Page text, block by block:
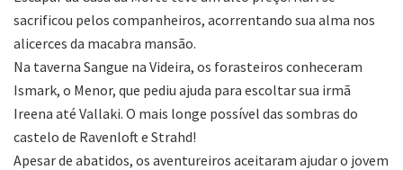
sacrificou pelos companheiros, acorrentando sua alma nos
alicerces da macabra mansão.
Na taverna Sangue na Videira, os forasteiros conheceram
Ismark, o Menor, que pediu ajuda para escoltar sua irmã
Ireena até Vallaki. O mais longe possível das sombras do
castelo de Ravenloft e Strahd!
Apesar de abatidos, os aventureiros aceitaram ajudar o jovem